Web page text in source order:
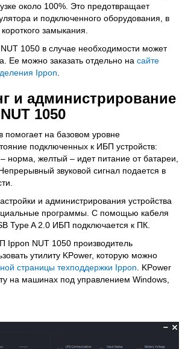
около 100%. Это предотвращает
и подключенного оборудования, в
замыкания.
1050 в случае необходимости может
Ее можно заказать отдельно на сайте
Ippon
и администрирование
1050
помогает на базовом уровне
подключенных к ИБП устройств:
норма, желтый – идет питание от батареи,
звуковой сигнал подается в
и администрирования устройства
программы. С помощью кабеля
Type A 2.0 ИБП подключается к ПК.
Ippon NUT 1050 производитель
утилиту KPower, которую можно
страницы техподдержки Ippon . KPower
на машинах под управлением Windows,